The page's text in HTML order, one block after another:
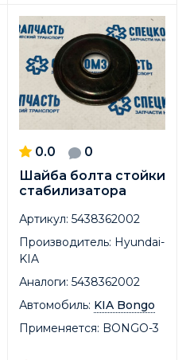
0.0
0
Шайба болта стойки
стабилизатора
Артикул: 5438362002
Производитель: Hyundai-
KIA
Аналоги: 5438362002
Автомобиль: KIA Bongo
Применяется: BONGO-3